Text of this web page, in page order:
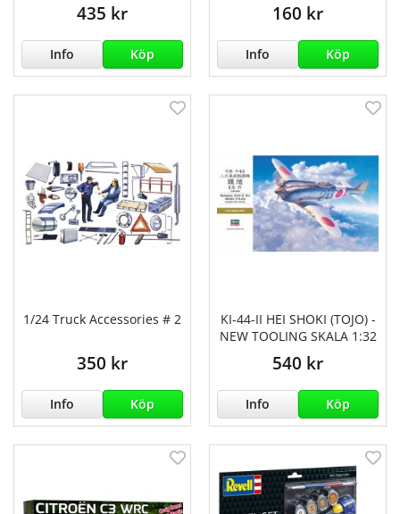
435 kr
Info Köp
160 kr
Info Köp
1/24 Truck Accessories # 2
350 kr
Info Köp
KI-44-II HEI SHOKI (TOJO) -
NEW TOOLING SKALA 1:32
540 kr
Info Köp